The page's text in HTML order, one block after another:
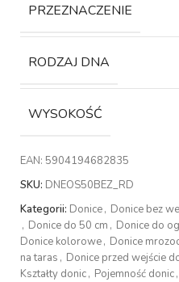
PRZEZNACZENIE
RODZAJ DNA
WYSOKOŚĆ
EAN: 5904194682835
SKU: DNEOS50BEZ_RD
Kategorii: Donice, Donice bez
, Donice do 50 cm , Donice do
Donice kolorowe, Donice
na taras , Donice przed wejście
Kształty donic, Pojemność donic,